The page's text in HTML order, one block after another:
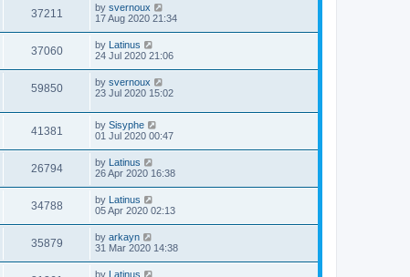
37211 by svernoux
17 Aug 2020 21:34
37060 by Latinus
24 Jul 2020 21:06
59850 by svernoux
23 Jul 2020 15:02
41381 by Sisyphe
01 Jul 2020 00:47
26794 by Latinus
26 Apr 2020 16:38
34788 by Latinus
05 Apr 2020 02:13
35879 by arkayn
31 Mar 2020 14:38
by Latinus